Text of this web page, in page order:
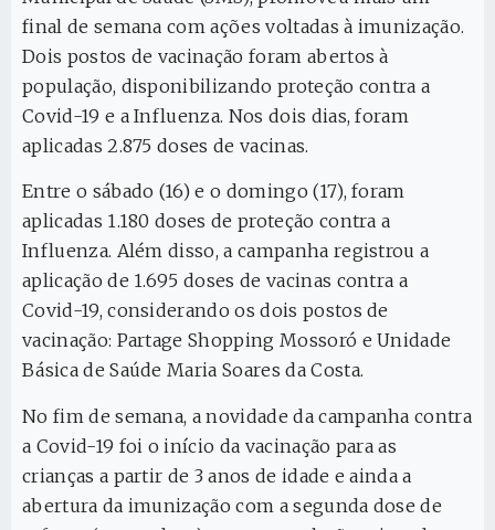
final de semana com ações voltadas à imunização.
Dois postos de vacinação foram abertos à
população, disponibilizando proteção contra a
Covid-19 e a Influenza. Nos dois dias, foram
aplicadas 2.875 doses de vacinas.
Entre o sábado (16) e o domingo (17), foram
aplicadas 1.180 doses de proteção contra a
Influenza. Além disso, a campanha registrou a
aplicação de 1.695 doses de vacinas contra a
Covid-19, considerando os dois postos de
vacinação: Partage Shopping Mossoró e Unidade
Básica de Saúde Maria Soares da Costa.
No fim de semana, a novidade da campanha contra
a Covid-19 foi o início da vacinação para as
crianças a partir de 3 anos de idade e ainda a
abertura da imunização com a segunda dose de